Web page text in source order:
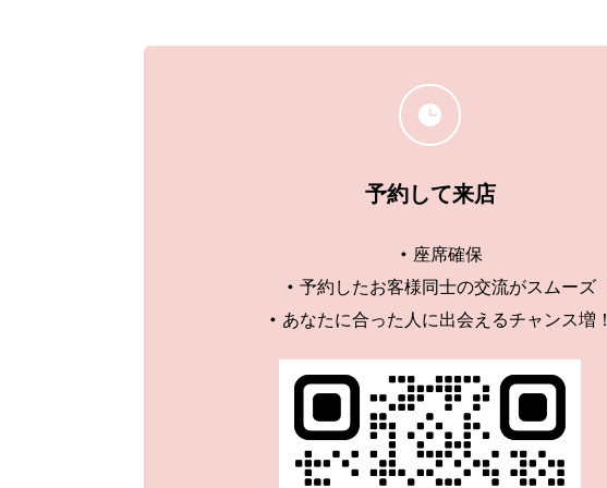
予約して来店
座席確保
予約したお客様同士の交流がスムーズ
あなたに合った人に出会えるチャンス増！